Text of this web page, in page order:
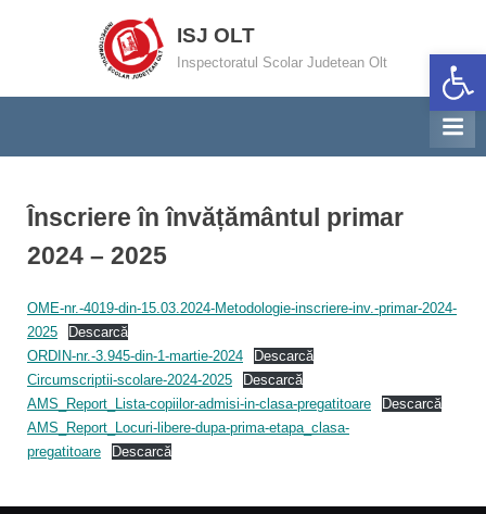
ISJ OLT
Inspectoratul Scolar Judetean Olt
Înscriere în învățământul primar
2024 – 2025
OME-nr.-4019-din-15.03.2024-Metodologie-inscriere-inv.-primar-2024-
2025
Descarcă
ORDIN-nr.-3.945-din-1-martie-2024
Descarcă
Circumscriptii-scolare-2024-2025
Descarcă
AMS_Report_Lista-copiilor-admisi-in-clasa-pregatitoare
Descarcă
AMS_Report_Locuri-libere-dupa-prima-etapa_clasa-
pregatitoare
Descarcă
Deschide